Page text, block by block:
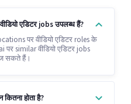
एडिटर jobs उपलब्ध हैं?
पर वीडियो एडिटर roles के
similar वीडियो एडिटर jobs
सकते हैं।
होता है?